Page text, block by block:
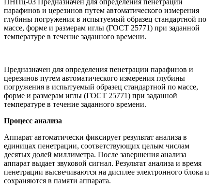
парафинов и церезинов путем автоматического измерения
глубины погружения в испытуемый образец стандартной по
массе, форме и размерам иглы (ГОСТ 25771) при заданной
температуре в течение заданного времени.
Предназначен для определения пенетрации парафинов и
церезинов путем автоматического измерения глубины
погружения в испытуемый образец стандартной по массе,
форме и размерам иглы (ГОСТ 25771) при заданной
температуре в течение заданного времени.
Процесс анализа
Аппарат автоматически фиксирует результат анализа в
единицах пенетрации, соответствующих целым числам
десятых долей миллиметра. После завершения анализа
аппарат выдает звуковой сигнал. Результат анализа и время
пенетрации высвечиваются на дисплее электронного блока и
сохраняются в памяти аппарата.